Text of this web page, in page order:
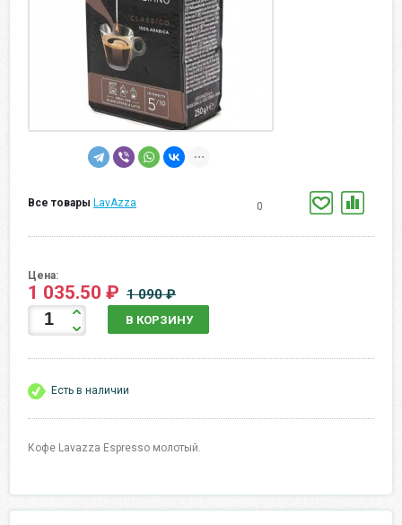
Все товары LavAzza 0
Цена:
1 035.50 ₽ 1 090 ₽
В КОРЗИНУ
Есть в наличии
Кофе Lavazza Espresso молотый.